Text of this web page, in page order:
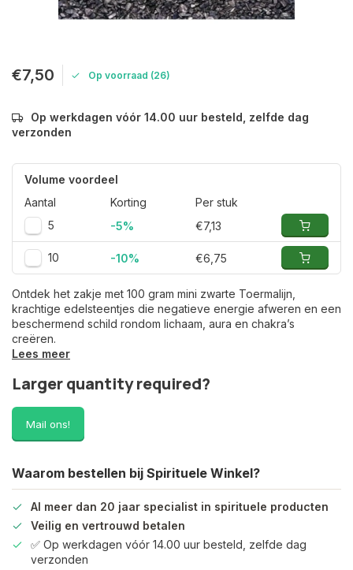
€7,50 Op voorraad (26)
Op werkdagen vóór 14.00 uur besteld, zelfde dag
verzonden
Volume voordeel
Aantal
Korting
Per stuk
5
-5% €7,13
10 -10% €6,75
Ontdek het zakje met 100 gram mini zwarte Toermalijn,
krachtige edelsteentjes die negatieve energie afweren en een
beschermend schild rondom lichaam, aura en chakra’s
creëren.
Lees meer
Larger quantity required?
Mail ons!
Waarom bestellen bij Spirituele Winkel?
Al meer dan 20 jaar specialist in spirituele producten
Veilig en vertrouwd betalen
✅ Op werkdagen vóór 14.00 uur besteld, zelfde dag
verzonden